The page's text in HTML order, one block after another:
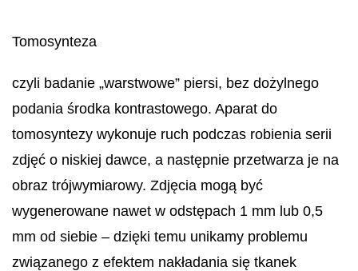
Tomosynteza
czyli badanie „warstwowe” piersi, bez dożylnego
podania środka kontrastowego. Aparat do
tomosyntezy wykonuje ruch podczas robienia serii
zdjęć o niskiej dawce, a następnie przetwarza je na
obraz trójwymiarowy. Zdjęcia mogą być
wygenerowane nawet w odstępach 1 mm lub 0,5
mm od siebie – dzięki temu unikamy problemu
związanego z efektem nakładania się tkanek